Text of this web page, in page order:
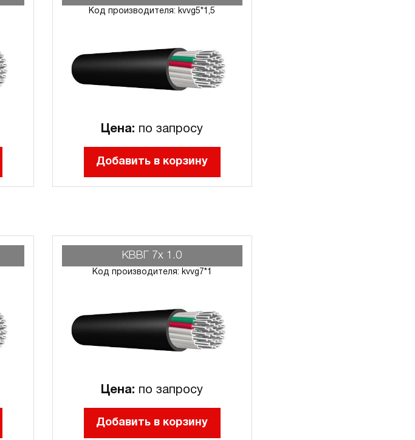
Код производителя: kvvg5*1,5
Цена: по запросу
Добавить в корзину
КВВГ 7х 1.0
Код производителя: kvvg7*1
Цена: по запросу
Добавить в корзину